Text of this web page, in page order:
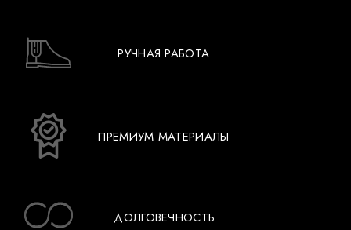
РУЧНАЯ РАБОТА
ПРЕМИУМ МАТЕРИАЛЫ
ДОЛГОВЕЧНОСТЬ